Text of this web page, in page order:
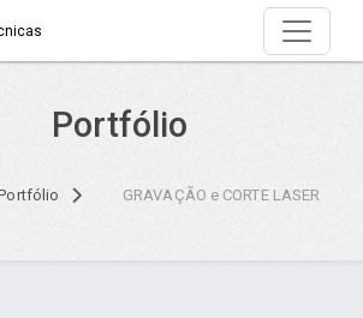
Portfólio
GRAVAÇÃO e CORTE LASER